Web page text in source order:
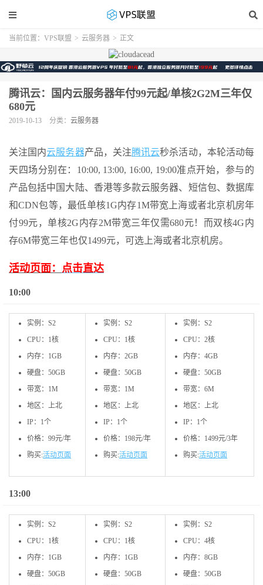
当前位置： VPS联盟 > 云服务器 > 正文
腾讯云：国内云服务器年付99元起/单核2G2M三年仅
680元
2019-10-13 分类： 云服务器
关注国内云服务器产品，关注腾讯云秒杀活动，本轮活动每
天四场分别在：10:00, 13:00, 16:00, 19:00准点开始，参与的
产品包括中国大陆、香港等多款云服务器、短信包、数据库
和CDN包等，最低单核1G内存1M带宽上海或者北京机房年
付99元，单核2G内存2M带宽三年仅需680元！而双核4G内
存6M带宽三年也仅1499元，可选上海或者北京机房。
活动页面： 点击直达
10:00
实例：S2
CPU：1核
内存：1GB
硬盘：50GB
带宽：1M
地区：上北
IP：1个
价格：99元/年
购买:活动页面
实例：S2
CPU：1核
内存：2GB
硬盘：50GB
带宽：1M
地区：上北
IP：1个
价格：198元/年
购买:活动页面
实例：S2
CPU：2核
内存：4GB
硬盘：50GB
带宽：6M
地区：上北
IP：1个
价格：1499元/3年
购买:活动页面
13:00
实例：S2
CPU：1核
内存：1GB
硬盘：50GB
实例：S2
CPU：1核
内存：1GB
硬盘：50GB
实例：S2
CPU：4核
内存：8GB
硬盘：50GB